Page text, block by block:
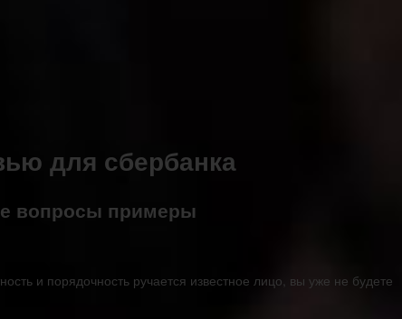
для сбербанка
вопросы примеры
и порядочность ручается известное лицо, вы уже не будете